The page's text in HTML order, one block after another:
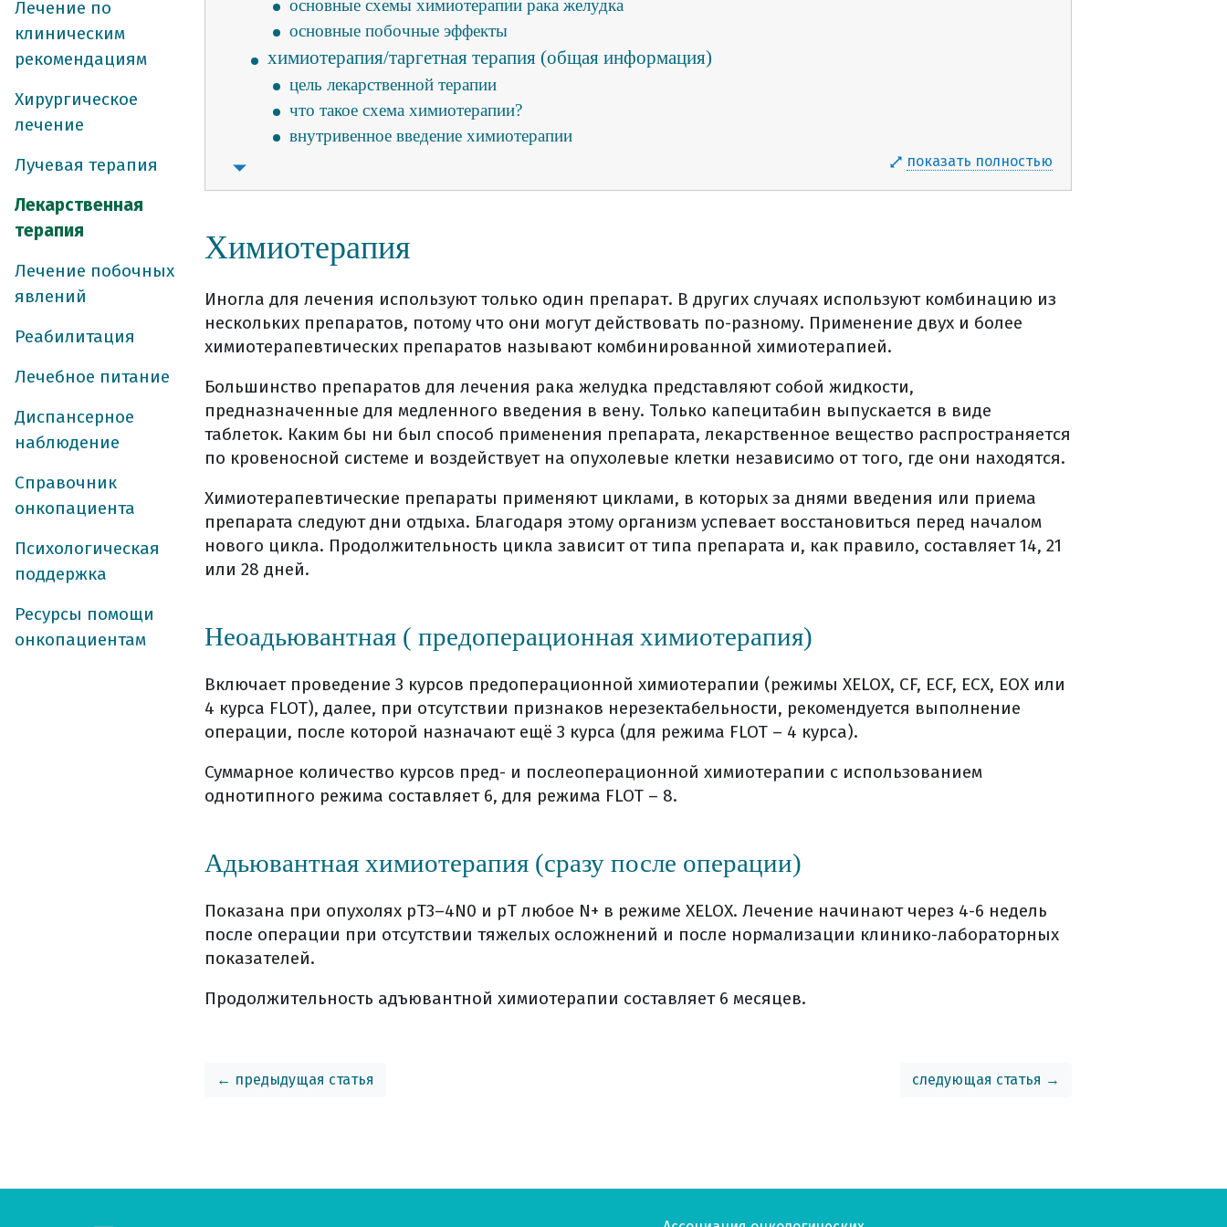
Лечение по
клиническим
рекомендациям
Хирургическое
лечение
Лучевая терапия
Лекарственная
терапия
Лечение побочных
явлений
Реабилитация
Лечебное питание
Диспансерное
наблюдение
Справочник
онкопациента
Психологическая
поддержка
Ресурсы помощи
онкопациентам
основные схемы химиотерапии рака желудка
основные побочные эффекты
химиотерапия/таргетная терапия (общая информация)
цель лекарственной терапии
что такое схема химиотерапии?
внутривенное введение химиотерапии
таргетная терапия
какие преимущества и недостатки тт?
где можно выполнить молекулярно-генетическое исследование?
как получить свой морфологический материал?
как происходит лечение таргетными препаратами?
как оценить эффективность лекарственного лечения?
гормонотерапия
вопросы которые нужно задать химиотерапевту
таргетная терапия
основные побочные эффекты комбинированного лечения
лечение побочных явлений (общая информация)
реабилитация
диспансерное наблюдение
симптоматическая терапия
список использованной литературы
показать полностью
Химиотерапия
Иногла для лечения используют только один препарат. В других случаях используют комбинацию из
нескольких препаратов, потому что они могут действовать по-разному. Применение двух и более
химиотерапевтических препаратов называют комбинированной химиотерапией.
Большинство препаратов для лечения рака желудка представляют собой жидкости,
предназначенные для медленного введения в вену. Только капецитабин выпускается в виде
таблеток. Каким бы ни был способ применения препарата, лекарственное вещество распространяется
по кровеносной системе и воздействует на опухолевые клетки независимо от того, где они находятся.
Химиотерапевтические препараты применяют циклами, в которых за днями введения или приема
препарата следуют дни отдыха. Благодаря этому организм успевает восстановиться перед началом
нового цикла. Продолжительность цикла зависит от типа препарата и, как правило, составляет 14, 21
или 28 дней.
Неоадьювантная ( предоперационная химиотерапия)
Включает проведение 3 курсов предоперационной химиотерапии (режимы XELOX, CF, ECF, ECX, EОХ или
4 курса FLOT), далее, при отсутствии признаков нерезектабельности, рекомендуется выполнение
операции, после которой назначают ещё 3 курса (для режима FLOT – 4 курса).
Суммарное количество курсов пред- и послеоперационной химиотерапии с использованием
однотипного режима составляет 6, для режима FLOT – 8.
Адьювантная химиотерапия (сразу после операции)
Показана при опухолях pT3–4N0 и pT любое N+ в режиме XELOX. Лечение начинают через 4-6 недель
после операции при отсутствии тяжелых осложнений и после нормализации клинико-лабораторных
показателей.
Продолжительность адъювантной химиотерапии составляет 6 месяцев.
← предыдущая статья следующая статья →